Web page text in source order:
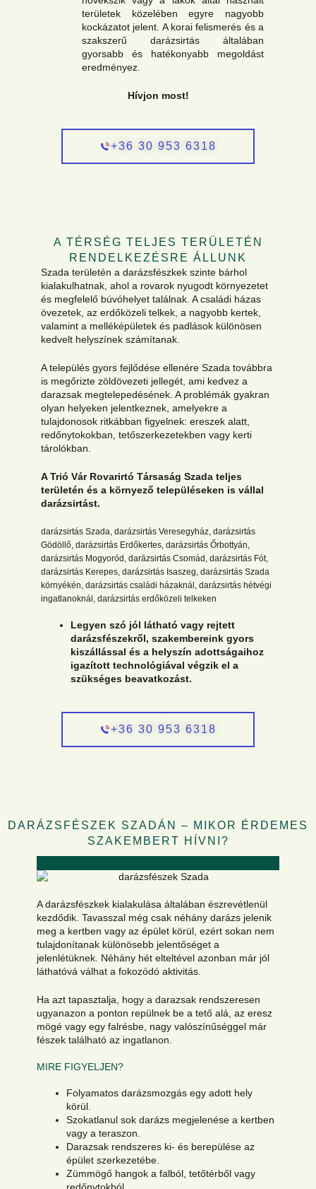
területek közelében egyre nagyobb
kockázatot jelent. A korai felismerés és a
szakszerű darázsirtás általában
gyorsabb és hatékonyabb megoldást
eredményez.
Hívjon most!
+36 30 953 6318
A TÉRSÉG TELJES TERÜLETÉN
RENDELKEZÉSRE ÁLLUNK
Szada területén a darázsfészkek szinte bárhol
kialakulhatnak, ahol a rovarok nyugodt környezetet
és megfelelő búvóhelyet találnak. A családi házas
övezetek, az erdőközeli telkek, a nagyobb kertek,
valamint a melléképületek és padlások különösen
kedvelt helyszínek számítanak.
A település gyors fejlődése ellenére Szada továbbra
is megőrizte zöldövezeti jellegét, ami kedvez a
darazsak megtelepedésének. A problémák gyakran
olyan helyeken jelentkeznek, amelyekre a
tulajdonosok ritkábban figyelnek: ereszek alatt,
redőnytokokban, tetőszerkezetekben vagy kerti
tárolókban.
A Trió Vár Rovarirtó Társaság Szada teljes
területén és a környező településeken is vállal
darázsirtást.
darázsirtás Szada, darázsirtás Veresegyház, darázsirtás
Gödöllő, darázsirtás Erdőkertes, darázsirtás Őrbottyán,
darázsirtás Mogyoród, darázsirtás Csomád, darázsirtás Fót,
darázsirtás Kerepes, darázsirtás Isaszeg, darázsirtás Szada
környékén, darázsirtás családi házaknál, darázsirtás hétvégi
ingatlanoknál, darázsirtás erdőközeli telkeken
Legyen szó jól látható vagy rejtett
darázsfészekről, szakembereink gyors
kiszállással és a helyszín adottságaihoz
igazított technológiával végzik el a
szükséges beavatkozást.
+36 30 953 6318
DARÁZSFÉSZEK SZADÁN – MIKOR ÉRDEMES
SZAKEMBERT HÍVNI?
A darázsfészkek kialakulása általában észrevétlenül
kezdődik. Tavasszal még csak néhány darázs jelenik
meg a kertben vagy az épület körül, ezért sokan nem
tulajdonítanak különösebb jelentőséget a
jelenlétüknek. Néhány hét elteltével azonban már jól
láthatóvá válhat a fokozódó aktivitás.
Ha azt tapasztalja, hogy a darazsak rendszeresen
ugyanazon a ponton repülnek be a tető alá, az eresz
mögé vagy egy falrésbe, nagy valószínűséggel már
fészek található az ingatlanon.
MIRE FIGYELJEN?
Folyamatos darázsmozgás egy adott hely
körül.
Szokatlanul sok darázs megjelenése a kertben
vagy a teraszon.
Darazsak rendszeres ki- és berepülése az
épület szerkezetébe.
Zümmögő hangok a falból, tetőtérből vagy